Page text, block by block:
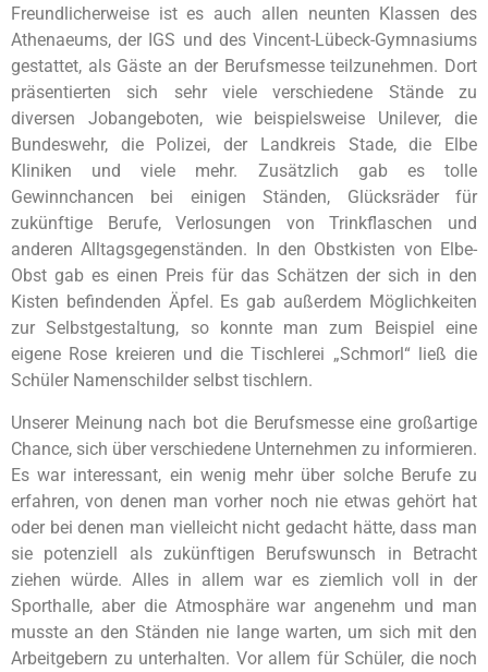
Freundlicherweise ist es auch allen neunten Klassen des
Athenaeums, der IGS und des Vincent-Lübeck-Gymnasiums
gestattet, als Gäste an der Berufsmesse teilzunehmen. Dort
präsentierten sich sehr viele verschiedene Stände zu
diversen Jobangeboten, wie beispielsweise Unilever, die
Bundeswehr, die Polizei, der Landkreis Stade, die Elbe
Kliniken und viele mehr. Zusätzlich gab es tolle
Gewinnchancen bei einigen Ständen, Glücksräder für
zukünftige Berufe, Verlosungen von Trinkflaschen und
anderen Alltagsgegenständen. In den Obstkisten von Elbe-
Obst gab es einen Preis für das Schätzen der sich in den
Kisten befindenden Äpfel. Es gab außerdem Möglichkeiten
zur Selbstgestaltung, so konnte man zum Beispiel eine
eigene Rose kreieren und die Tischlerei „Schmorl“ ließ die
Schüler Namenschilder selbst tischlern.
Unserer Meinung nach bot die Berufsmesse eine großartige
Chance, sich über verschiedene Unternehmen zu informieren.
Es war interessant, ein wenig mehr über solche Berufe zu
erfahren, von denen man vorher noch nie etwas gehört hat
oder bei denen man vielleicht nicht gedacht hätte, dass man
sie potenziell als zukünftigen Berufswunsch in Betracht
ziehen würde. Alles in allem war es ziemlich voll in der
Sporthalle, aber die Atmosphäre war angenehm und man
musste an den Ständen nie lange warten, um sich mit den
Arbeitgebern zu unterhalten. Vor allem für Schüler, die noch